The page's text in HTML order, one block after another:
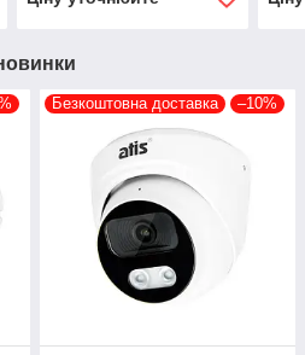
Безкоштовна доставка –10%